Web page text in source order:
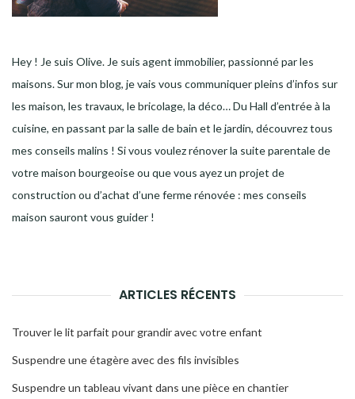
Hey ! Je suis Olive. Je suis agent immobilier, passionné par les
maisons. Sur mon blog, je vais vous communiquer pleins d’infos sur
les maison, les travaux, le bricolage, la déco… Du Hall d’entrée à la
cuisine, en passant par la salle de bain et le jardin, découvrez tous
mes conseils malins ! Si vous voulez rénover la suite parentale de
votre maison bourgeoise ou que vous ayez un projet de
construction ou d’achat d’une ferme rénovée : mes conseils
maison sauront vous guider !
ARTICLES RÉCENTS
Trouver le lit parfait pour grandir avec votre enfant
Suspendre une étagère avec des fils invisibles
Suspendre un tableau vivant dans une pièce en chantier